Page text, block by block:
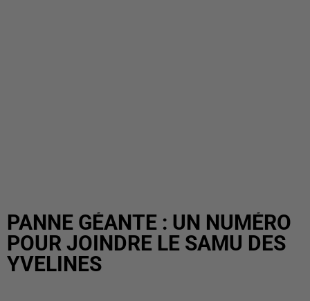
PANNE GÉANTE : UN NUMÉRO
POUR JOINDRE LE SAMU DES
YVELINES